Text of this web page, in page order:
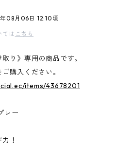
08月06日 12:10頃
ては こちら
り》専用の商品です。
購入ください。
items/43678201
レー
！